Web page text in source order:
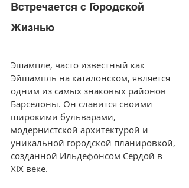
Встречается с Городской
Жизнью
Эшампле, часто известный как
Эйшампль на каталонском, является
одним из самых знаковых районов
Барселоны. Он славится своими
широкими бульварами,
модернистской архитектурой и
уникальной городской планировкой,
созданной Ильдефонсом Сердой в
XIX веке.